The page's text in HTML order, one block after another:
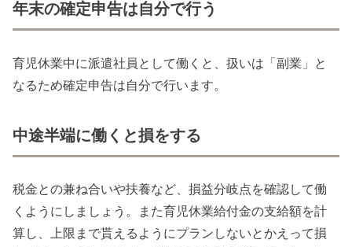
年末の確定申告は自分で行う
育児休業中に派遣社員として働くと、扱いは「副業」と
なるため確定申告は自分で行います。
中途半端に働くと損をする
税金との兼ね合いや扶養など、損益分岐点を確認して働
くようにしましょう。また育児休業給付金の支給額を計
算し、上限まで貰えるようにプランしないとかえって損